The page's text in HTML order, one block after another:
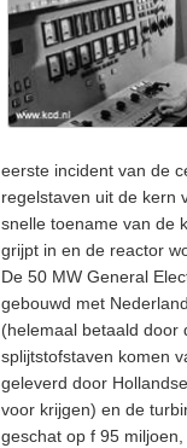
eerste incident van de
regelstaven uit de kern
snelle toename van de
grijpt in en de reactor
De 50 MW General
gebouwd met
(helemaal betaald door
splijtstofstaven komen
geleverd door
voor krijgen) en de
geschat op f 95